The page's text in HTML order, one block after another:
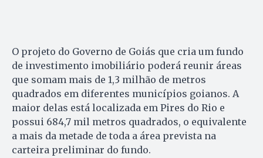
O projeto do Governo de Goiás que cria um fundo
de investimento imobiliário poderá reunir áreas
que somam mais de 1,3 milhão de metros
quadrados em diferentes municípios goianos. A
maior delas está localizada em Pires do Rio e
possui 684,7 mil metros quadrados, o equivalente
a mais da metade de toda a área prevista na
carteira preliminar do fundo.